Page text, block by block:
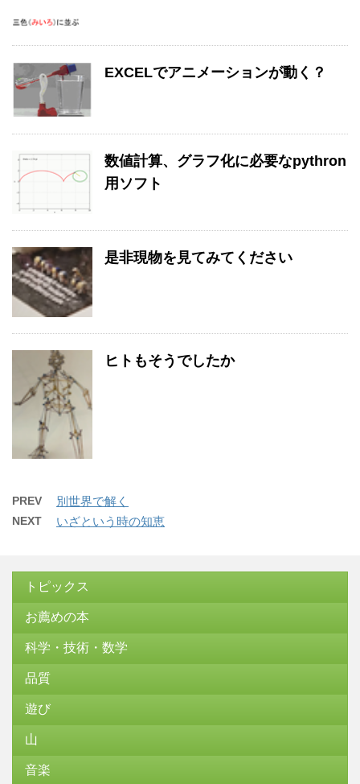
EXCELでアニメーションが動く？
数値計算、グラフ化に必要なpythron
用ソフト
是非現物を見てみてください
ヒトもそうでしたか
PREV 別世界で解く
NEXT いざという時の知恵
トピックス
お薦めの本
科学・技術・数学
品質
遊び
山
音楽